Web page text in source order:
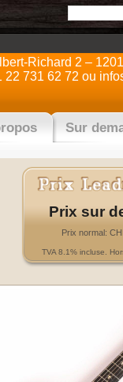
Richard 2 –
22 731 62 72 ou
Sur
Prix sur
Prix normal:
TVA 8.1% incluse.